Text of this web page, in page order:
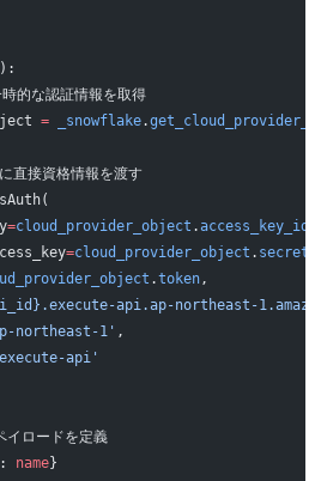
的な認証情報を取得
= _snowflake.
接資格情報を渡す
=cloud_provider_object .access_key_id
=cloud_provider_object .
.token,
api.ap-northeast-
northeast-1' ,
api'
ロードを定義
: name}